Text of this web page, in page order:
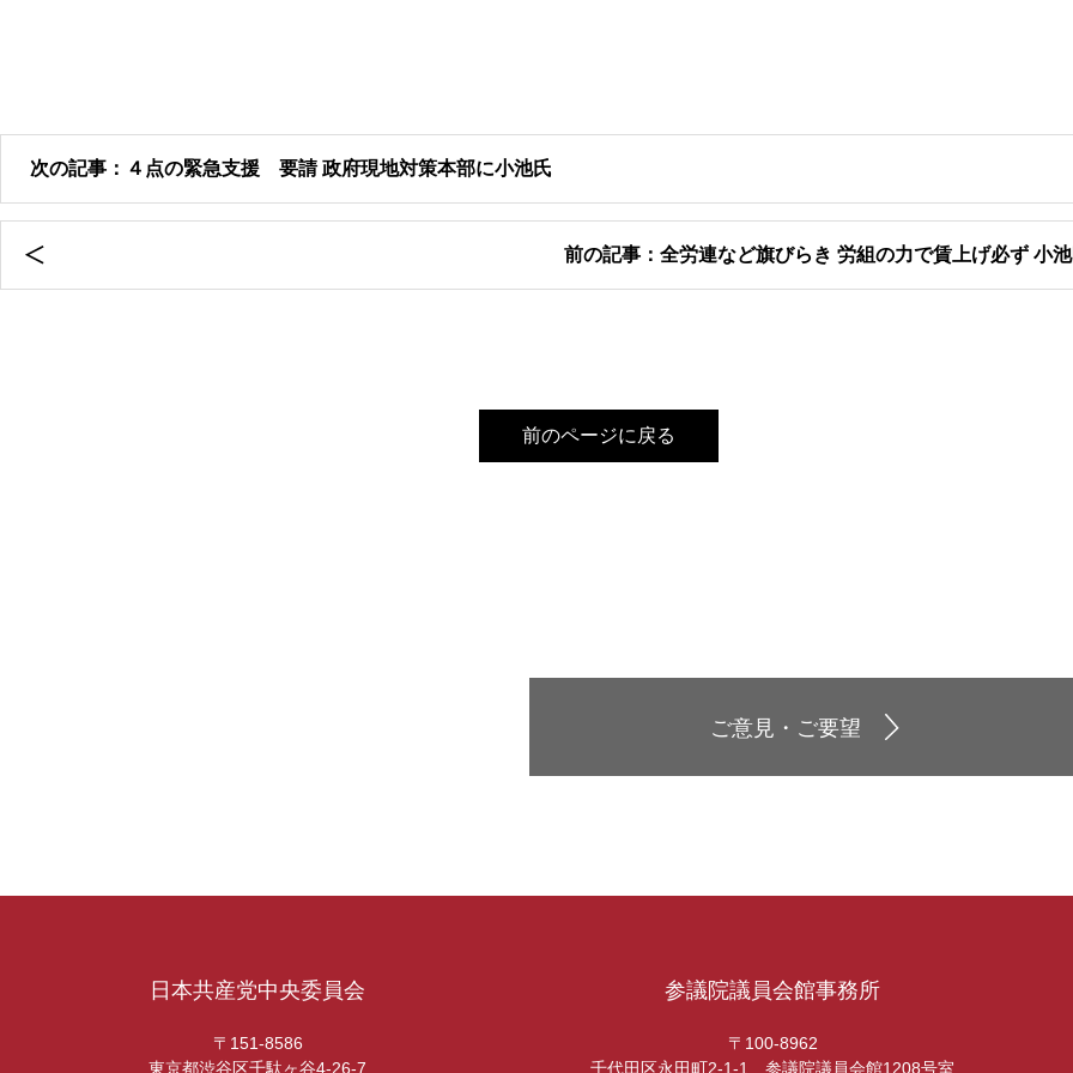
次の記事：４点の緊急支援 要請 政府現地対策本部に小池氏
前の記事：全労連など旗びらき 労組の力で賃上げ必ず 小
前のページに戻る
ご意見・ご要望
日本共産党中央委員会
〒151-8586
東京都渋谷区千駄ヶ谷4-26-7
参議院議員会館事務所
〒100-8962
千代田区永田町2-1-1 参議院議員会館1208号室